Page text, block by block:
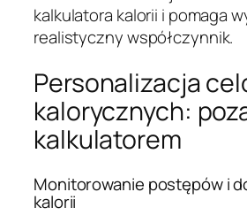
kalkulatora kalorii i pomaga
realistyczny współczynnik.
Personalizacja
kalorycznych:
kalkulatorem
Monitorowanie postępów i
kalorii